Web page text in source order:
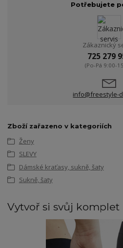
Potřebujete
Zákaznický
725 279
(Po-Pá 9:00-
info@freestyle-
Zboží zařazeno v kategoriích
Ženy
SLEVY
Dámské kraťasy, sukně, šaty
Sukně, šaty
Vytvoř si svůj komplet